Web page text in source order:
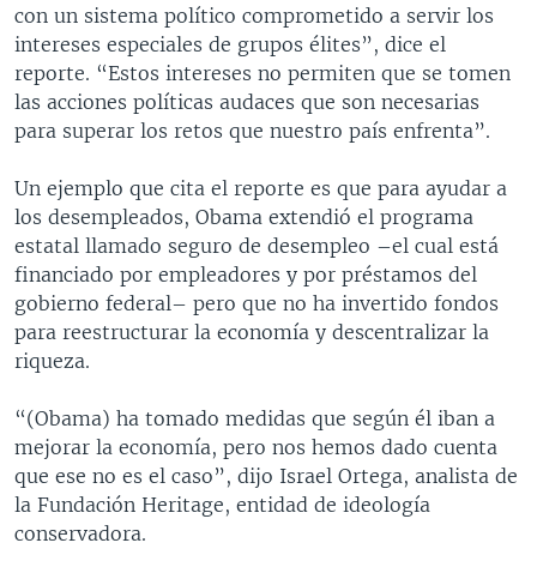
con un sistema político comprometido a servir los
intereses especiales de grupos élites”, dice el
reporte. “Estos intereses no permiten que se tomen
las acciones políticas audaces que son necesarias
para superar los retos que nuestro país enfrenta”.
Un ejemplo que cita el reporte es que para ayudar a
los desempleados, Obama extendió el programa
estatal llamado seguro de desempleo –el cual está
financiado por empleadores y por préstamos del
gobierno federal– pero que no ha invertido fondos
para reestructurar la economía y descentralizar la
riqueza.
“(Obama) ha tomado medidas que según él iban a
mejorar la economía, pero nos hemos dado cuenta
que ese no es el caso”, dijo Israel Ortega, analista de
la Fundación Heritage, entidad de ideología
conservadora.